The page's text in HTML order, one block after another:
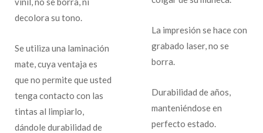
decolora su tono.
Se utiliza una laminación
mate, cuya ventaja es
que no permite que usted
tenga contacto con las
tintas al limpiarlo,
dándole durabilidad de
La impresión se hace con
grabado laser, no se
borra.
Durabilidad de años,
manteniéndose en
perfecto estado.